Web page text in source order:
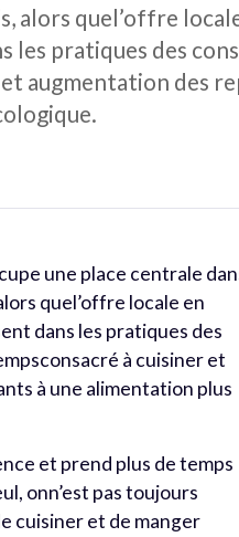
alors quel’offre
les pratiques des
augmentation des
une place centrale
quel’offre locale en
dans les pratiques des
à cuisiner et
à une alimentation plus
et prend plus de temps
onn’est pas toujours
cuisiner et de manger